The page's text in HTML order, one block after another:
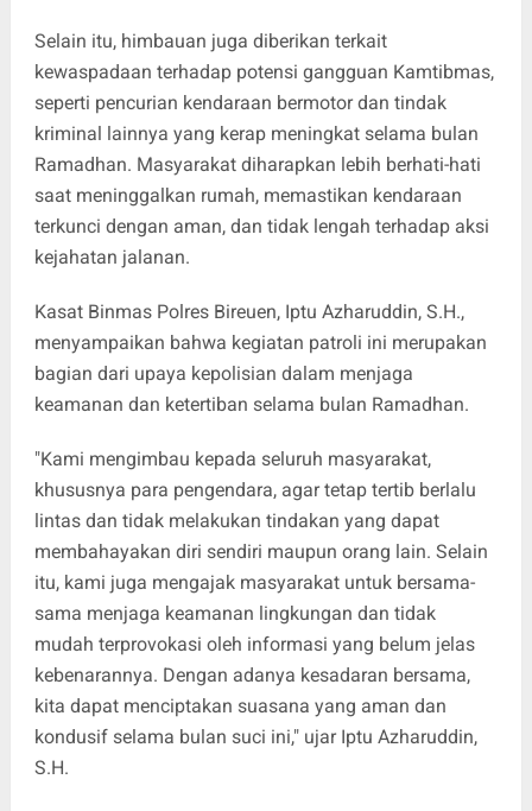
Selain itu, himbauan juga diberikan terkait
kewaspadaan terhadap potensi gangguan Kamtibmas,
seperti pencurian kendaraan bermotor dan tindak
kriminal lainnya yang kerap meningkat selama bulan
Ramadhan. Masyarakat diharapkan lebih berhati-hati
saat meninggalkan rumah, memastikan kendaraan
terkunci dengan aman, dan tidak lengah terhadap aksi
kejahatan jalanan.
Kasat Binmas Polres Bireuen, Iptu Azharuddin, S.H.,
menyampaikan bahwa kegiatan patroli ini merupakan
bagian dari upaya kepolisian dalam menjaga
keamanan dan ketertiban selama bulan Ramadhan.
"Kami mengimbau kepada seluruh masyarakat,
khususnya para pengendara, agar tetap tertib berlalu
lintas dan tidak melakukan tindakan yang dapat
membahayakan diri sendiri maupun orang lain. Selain
itu, kami juga mengajak masyarakat untuk bersama-
sama menjaga keamanan lingkungan dan tidak
mudah terprovokasi oleh informasi yang belum jelas
kebenarannya. Dengan adanya kesadaran bersama,
kita dapat menciptakan suasana yang aman dan
kondusif selama bulan suci ini," ujar Iptu Azharuddin,
S.H.